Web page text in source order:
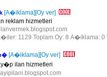
[A�iklama][Oy ver]
reklam hizmetleri
1129 Toplam Oy: 8 A�iklama:
[A�iklama][Oy ver]
ilan hizmetleri